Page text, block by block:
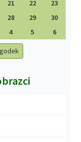
21 22
23
28 29
30
4 5 6